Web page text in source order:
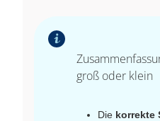
groß oder klein
Die korrekte